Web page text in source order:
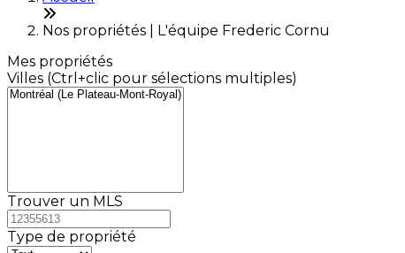
Nos propriétés | L'équipe Frederic Cornu
Mes propriétés
Villes (Ctrl+clic pour sélections multiples)
Trouver un MLS
Type de propriété